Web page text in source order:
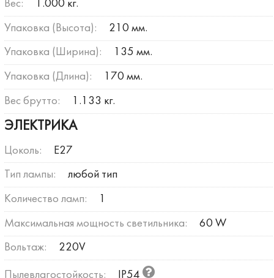
Вес: 1.000 кг.
Упаковка (Высота): 210 мм.
Упаковка (Ширина): 135 мм.
Упаковка (Длина): 170 мм.
Вес брутто: 1.133 кг.
ЭЛЕКТРИКА
Цоколь: E27
Тип лампы: любой тип
Количество ламп: 1
Максимальная мощность светильника: 60 W
Вольтаж: 220V
Пылевлагостойкость: IP54